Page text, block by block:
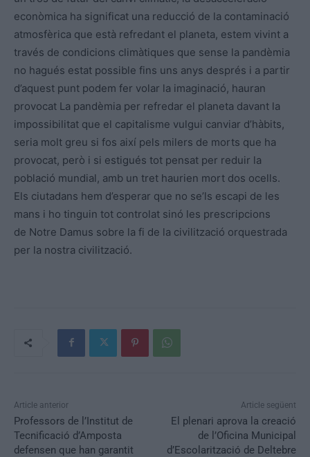
econòmica ha significat una reducció de la contaminació
atmosfèrica que està refredant el planeta, estem vivint a
través de condicions climàtiques que sense la pandèmia
no hagués estat possible fins uns anys després i a partir
d’aquest punt podem fer volar la imaginació, hauran
provocat La pandèmia per refredar el planeta davant la
impossibilitat que el capitalisme vulgui canviar d’hàbits,
seria molt greu si fos així pels milers de morts que ha
provocat, però i si estigués tot pensat per reduir la
població mundial, amb un tret haurien mort dos ocells.
Els ciutadans hem d’esperar que no se’ls escapi de les
mans i ho tinguin tot controlat sinó les prescripcions
de Notre Damus sobre la fi de la civilització orquestrada
per la nostra civilització.
Article anterior
Professors de l’Institut de
Tecnificació d’Amposta
defensen que han garantit
Article següent
El plenari aprova la creació
de l’Oficina Municipal
d’Escolarització de Deltebre